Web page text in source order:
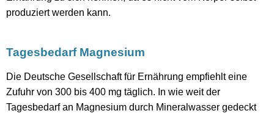
produziert werden kann.
Tagesbedarf Magnesium
Die Deutsche Gesellschaft für Ernährung empfiehlt eine
Zufuhr von 300 bis 400 mg täglich. In wie weit der
Tagesbedarf an Magnesium durch Mineralwasser gedeckt